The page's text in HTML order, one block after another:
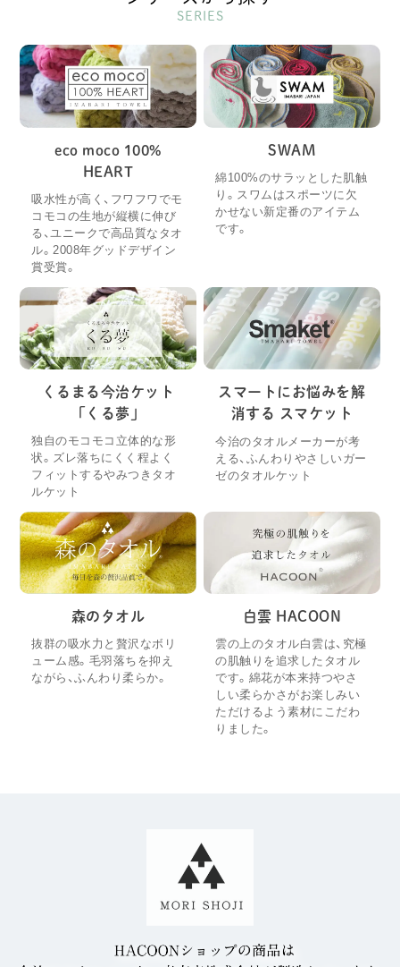
SERIES
eco moco 100%
HEART
吸水性が高く、フワフワでモ
コモコの生地が縦横に伸び
る、ユニークで高品質なタオ
ル。2008年グッドデザイン
賞受賞。
SWAM
綿100%のサラッとした肌触
り。スワムはスポーツに欠
かせない新定番のアイテム
です。
くるまる今治ケット
「くる夢」
独自のモコモコ立体的な形
状。ズレ落ちにくく程よく
フィットするやみつきタオ
ルケット
スマートにお悩みを解
消する スマケット
今治のタオルメーカーが考
える、ふんわりやさしいガー
ゼのタオルケット
森のタオル
抜群の吸水力と贅沢なボリ
ューム感。毛羽落ちを抑え
ながら、ふんわり柔らか。
白雲 HACOON
雲の上のタオル白雲は、究極
の肌触りを追求したタオル
です。綿花が本来持つやさ
しい柔らかさがお楽しみい
ただけるよう素材にこだわ
りました。